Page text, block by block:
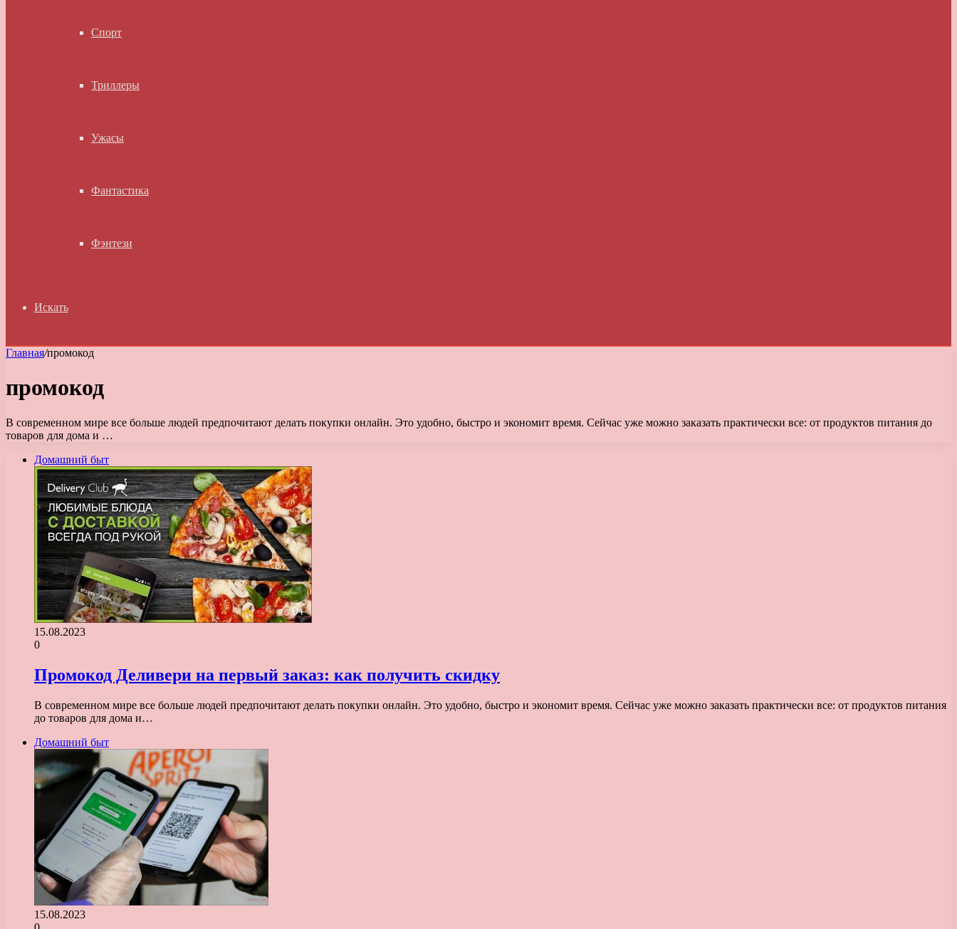
Спорт
Триллеры
Ужасы
Фантастика
Фэнтези
Искать
Главная/промокод
промокод
В современном мире все больше людей предпочитают делать покупки онлайн. Это удобно, быстро и экономит время. Сейчас уже можно заказать практически все: от продуктов питания до
товаров для дома и …
Домашний быт
15.08.2023
0
Промокод Деливери на первый заказ: как получить скидку
В современном мире все больше людей предпочитают делать покупки онлайн. Это удобно, быстро и экономит время. Сейчас уже можно заказать практически все: от продуктов питания
до товаров для дома и…
Домашний быт
15.08.2023